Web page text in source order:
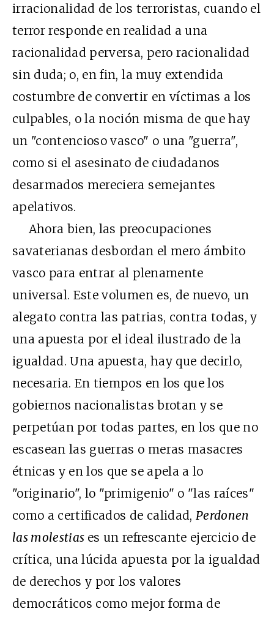
irracionalidad de los terroristas, cuando el
terror responde en realidad a una
racionalidad perversa, pero racionalidad
sin duda; o, en fin, la muy extendida
costumbre de convertir en víctimas a los
culpables, o la noción misma de que hay
un "contencioso vasco" o una "guerra",
como si el asesinato de ciudadanos
desarmados mereciera semejantes
apelativos.
Ahora bien, las preocupaciones
savaterianas desbordan el mero ámbito
vasco para entrar al plenamente
universal. Este volumen es, de nuevo, un
alegato contra las patrias, contra todas, y
una apuesta por el ideal ilustrado de la
igualdad. Una apuesta, hay que decirlo,
necesaria. En tiempos en los que los
gobiernos nacionalistas brotan y se
perpetúan por todas partes, en los que no
escasean las guerras o meras masacres
étnicas y en los que se apela a lo
"originario", lo "primigenio" o "las raíces"
como a certificados de calidad, Perdonen
las molestias es un refrescante ejercicio de
crítica, una lúcida apuesta por la igualdad
de derechos y por los valores
democráticos como mejor forma de